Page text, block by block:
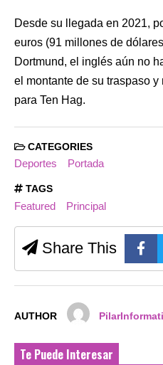
Desde su llegada en 2021,
euros (91 millones de
Dortmund, el inglés aún no
el montante de su traspaso
para Ten Hag.
CATEGORIES
Deportes Portada
TAGS
Featured Principal
Share This
AUTHOR
Te Puede Interesar